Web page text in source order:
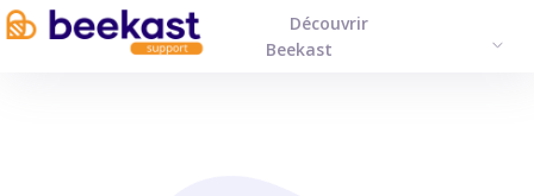
Découvrir
Beekast